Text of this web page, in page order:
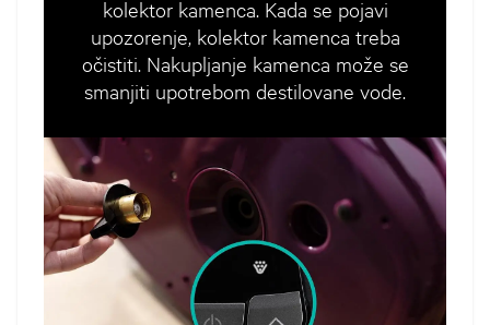
kolektor kamenca. Kada se pojavi
upozorenje, kolektor kamenca treba
očistiti. Nakupljanje kamenca može se
smanjiti upotrebom destilovane vode.